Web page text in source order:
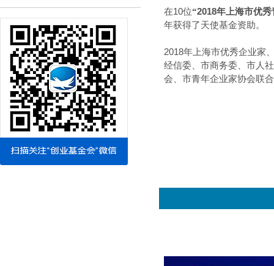
在10位“2018年上海市优
年获得了天使基金资助。
2018年上海市优秀企业家
经信委、市商务委、市人
会、市青年企业家协会联